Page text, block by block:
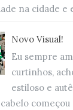
na cidade e
Novo Visual!
Eu sempre
curtinhos,
estiloso e
começou